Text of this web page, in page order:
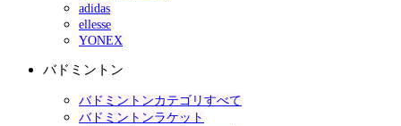
adidas
ellesse
YONEX
バドミントン
バドミントンカテゴリすべて
バドミントンラケット